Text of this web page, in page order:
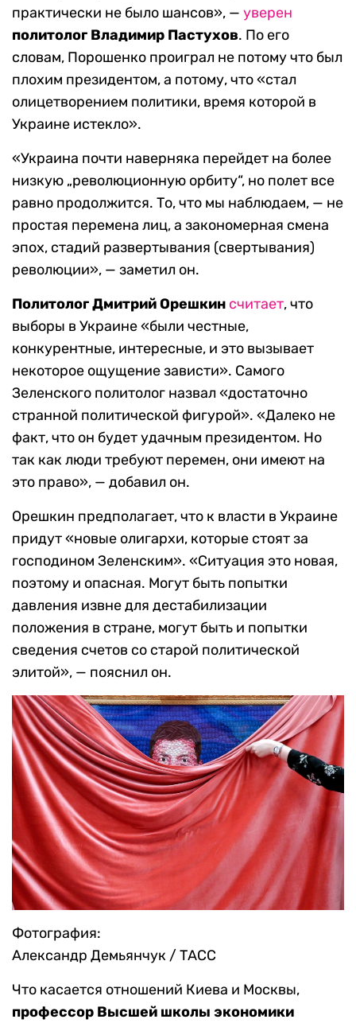
практически не было шансов», — уверен
политолог Владимир Пастухов. По его
словам, Порошенко проиграл не потому что был
плохим президентом,а потому, что «стал
олицетворением политики, время которой в
Украине истекло».
«Украина почти наверняка перейдет на более
низкую „революционную орбиту“, но полет все
равно продолжится. То, что мы наблюдаем, — не
простая перемена лиц, а закономерная смена
эпох, стадий развертывания (свертывания)
революции», — заметил он.
Политолог Дмитрий Орешкин считает, что
выборы в Украине «были честные,
конкурентные, интересные, и это вызывает
некоторое ощущение зависти». Самого
Зеленского политолог назвал «достаточно
странной политической фигурой». «Далеко не
факт, что он будет удачным президентом. Но
так как люди требуют перемен, они имеют на
это право», — добавил он.
Орешкин предполагает, что к власти в Украине
придут «новые олигархи, которые стоят за
господином Зеленским». «Ситуация это новая,
поэтому и опасная. Могут быть попытки
давления извне для дестабилизации
положения в стране, могут быть и попытки
сведения счетов со старой политической
элитой», — пояснил он.
Фотография:
Александр Демьянчук / ТАСС
Что касается отношений Киева и Москвы,
профессор Высшей школы экономики